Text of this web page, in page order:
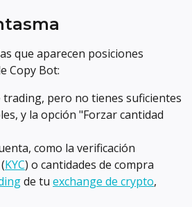
que aparecen posiciones
Copy Bot:
trading, pero no tienes suficientes
y la opción "Forzar cantidad
como la verificación
KYC) o cantidades de compra
de tu exchange de crypto,